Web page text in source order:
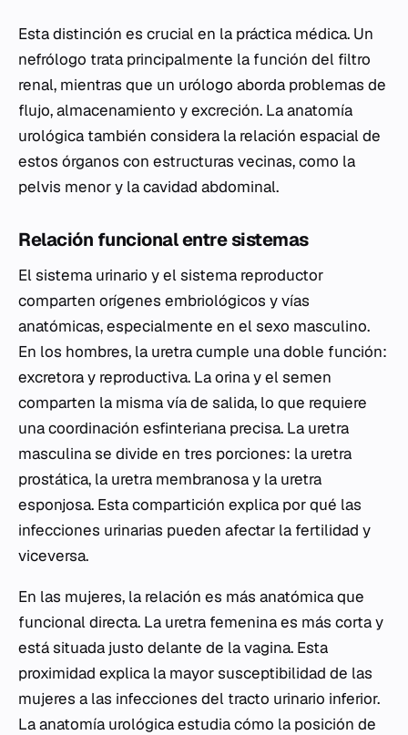
Esta distinción es crucial en la práctica médica. Un
nefrólogo trata principalmente la función del filtro
renal, mientras que un urólogo aborda problemas de
flujo, almacenamiento y excreción. La anatomía
urológica también considera la relación espacial de
estos órganos con estructuras vecinas, como la
pelvis menor y la cavidad abdominal.
Relación funcional entre sistemas
El sistema urinario y el sistema reproductor
comparten orígenes embriológicos y vías
anatómicas, especialmente en el sexo masculino.
En los hombres, la uretra cumple una doble función:
excretora y reproductiva. La orina y el semen
comparten la misma vía de salida, lo que requiere
una coordinación esfinteriana precisa. La uretra
masculina se divide en tres porciones: la uretra
prostática, la uretra membranosa y la uretra
esponjosa. Esta compartición explica por qué las
infecciones urinarias pueden afectar la fertilidad y
viceversa.
En las mujeres, la relación es más anatómica que
funcional directa. La uretra femenina es más corta y
está situada justo delante de la vagina. Esta
proximidad explica la mayor susceptibilidad de las
mujeres a las infecciones del tracto urinario inferior.
La anatomía urológica estudia cómo la posición de